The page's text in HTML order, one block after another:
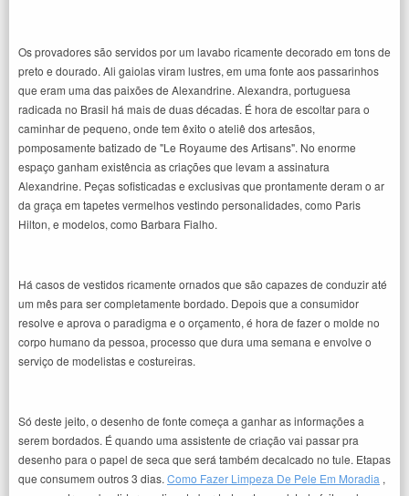
Os provadores são servidos por um lavabo ricamente decorado em tons de
preto e dourado. Ali gaiolas viram lustres, em uma fonte aos passarinhos
que eram uma das paixões de Alexandrine. Alexandra, portuguesa
radicada no Brasil há mais de duas décadas. É hora de escoltar para o
caminhar de pequeno, onde tem êxito o ateliê dos artesãos,
pomposamente batizado de "Le Royaume des Artisans". No enorme
espaço ganham existência as criações que levam a assinatura
Alexandrine. Peças sofisticadas e exclusivas que prontamente deram o ar
da graça em tapetes vermelhos vestindo personalidades, como Paris
Hilton, e modelos, como Barbara Fialho.
Há casos de vestidos ricamente ornados que são capazes de conduzir até
um mês para ser completamente bordado. Depois que a consumidor
resolve e aprova o paradigma e o orçamento, é hora de fazer o molde no
corpo humano da pessoa, processo que dura uma semana e envolve o
serviço de modelistas e costureiras.
Só deste jeito, o desenho de fonte começa a ganhar as informações a
serem bordados. É quando uma assistente de criação vai passar pra
desenho para o papel de seca que será também decalcado no tule. Etapas
que consumem outros 3 dias. Como Fazer Limpeza De Pele Em Moradia ,